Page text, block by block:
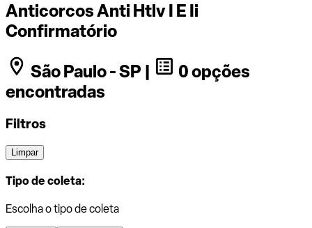
Anticorcos Anti Htlv I E Ii
Confirmatório
São Paulo - SP |
0 opções
encontradas
Filtros
Limpar
Tipo de coleta:
Escolha o tipo de coleta